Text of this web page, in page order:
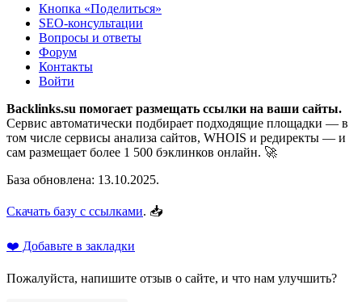
Кнопка «Поделиться»
SEO-консультации
Вопросы и ответы
Форум
Контакты
Войти
Backlinks.su помогает размещать ссылки на ваши сайты.
Сервис автоматически подбирает подходящие площадки — в
том числе сервисы анализа сайтов, WHOIS и редиректы — и
сам размещает более 1 500 бэклинков онлайн. 🚀
База обновлена: 13.10.2025.
Скачать базу с ссылками. 📥
❤️ Добавьте в закладки
Пожалуйста, напишите отзыв о сайте, и что нам улучшить?